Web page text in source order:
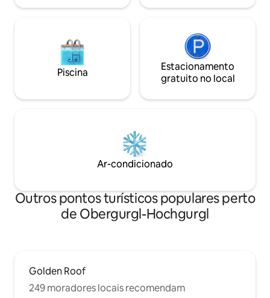
Piscina
Estacionamento
gratuito no local
Ar-condicionado
Outros pontos turísticos populares perto
de Obergurgl-Hochgurgl
Golden Roof
249 moradores locais recomendam